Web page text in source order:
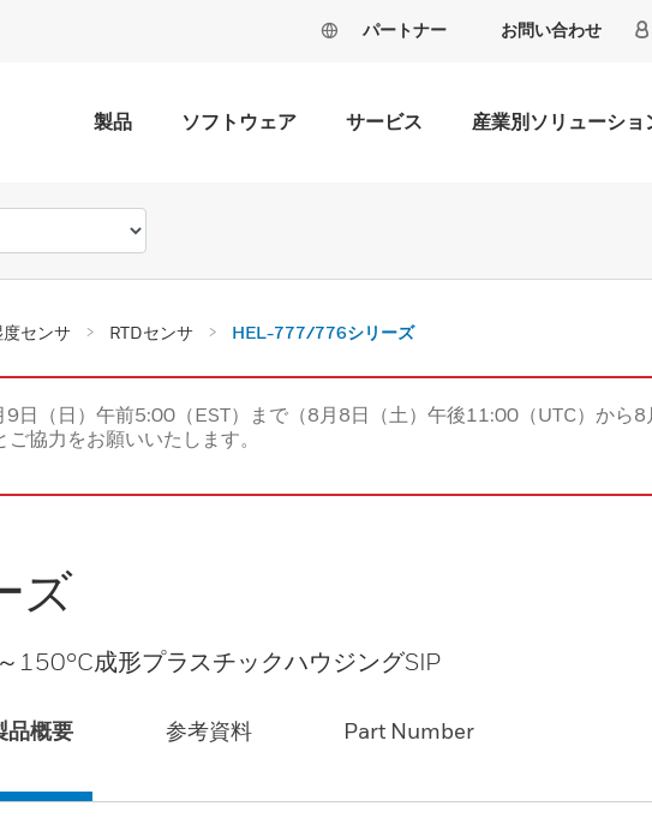
パートナー お問い合わせ
製品 ソフトウェア サービス 産業別ソリューショ
センサ RTDセンサ HEL-777/776シリーズ
日（日）午前5:00（EST）まで（8月8日（土）午後11:00（UTC）から
協力をお願いいたします。
ズ
成形プラスチックハウジングSIP
品概要 参考資料 Part Number